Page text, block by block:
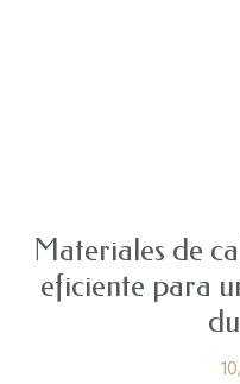
Materiales de
eficiente para